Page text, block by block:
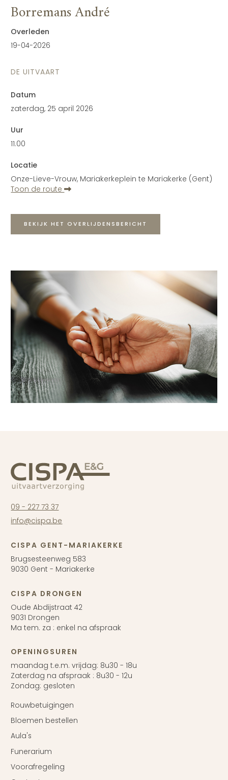
Borremans André
Overleden
19-04-2026
DE UITVAART
Datum
zaterdag, 25 april 2026
Uur
11.00
Locatie
Onze-Lieve-Vrouw, Mariakerkeplein te Mariakerke (Gent)
Toon de route
BEKIJK HET OVERLIJDENSBERICHT
09 - 227 73 37
info@cispa.be
CISPA GENT-MARIAKERKE
Brugsesteenweg 583
9030 Gent - Mariakerke
CISPA DRONGEN
Oude Abdijstraat 42
9031 Drongen
Ma tem. za : enkel na afspraak
OPENINGSUREN
maandag t.e.m. vrijdag: 8u30 - 18u
Zaterdag na afspraak : 8u30 - 12u
Zondag: gesloten
Rouwbetuigingen
Bloemen bestellen
Aula's
Funerarium
Voorafregeling